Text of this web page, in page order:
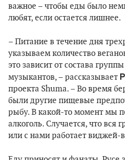
важное – чтобы еды было
любят, если остается лишнее.
– Питание в течение дня
указываем количество
это зависит от состава
музыкантов, – рассказывает
проекта Shuma. – Во время
были другие пищевые
рыбу. В какой-то момент мы
алкоголь. Случается, что вся
или с нами работает виджей-